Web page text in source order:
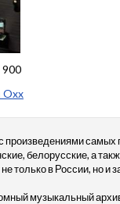
900
Oxx
произведениями
белорусские, а
только в России, но и
музыкальный